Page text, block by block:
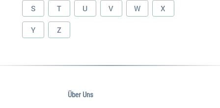
S T U V W X
Y Z
Über Uns